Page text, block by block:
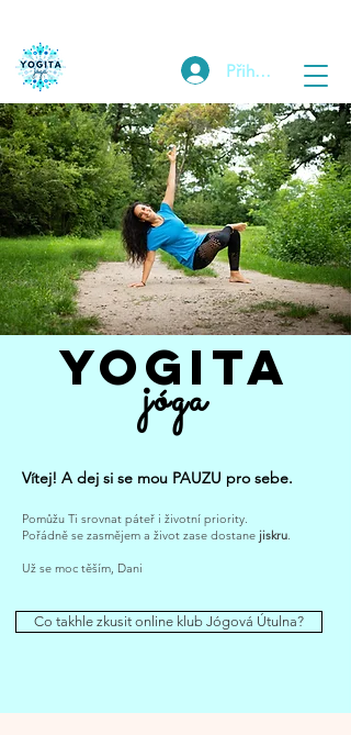
Přihlásit
YOGITA
jóga
Vítej! A dej si se mou PAUZU pro sebe.
Pomůžu Ti srovnat páteř i životní priority.
Pořádně se zasmějem a život zase dostane jiskru.
Už se moc těším, Dani
Co takhle zkusit online klub Jógová Útulna?